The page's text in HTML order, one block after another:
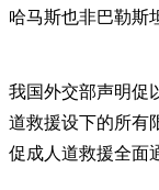
哈马斯也非巴勒斯
我国外交部声明促
道救援设下的所有
促成人道救援全面